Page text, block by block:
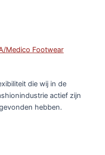
Medico Footwear
die wij in de
actief zijn
hebben.